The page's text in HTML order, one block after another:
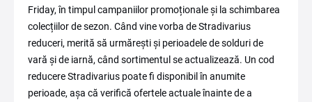
Friday, în timpul campaniilor promoționale și la schimbarea
colecțiilor de sezon. Când vine vorba de Stradivarius
reduceri, merită să urmărești și perioadele de solduri de
vară și de iarnă, când sortimentul se actualizează. Un cod
reducere Stradivarius poate fi disponibil în anumite
perioade, așa că verifică ofertele actuale înainte de a